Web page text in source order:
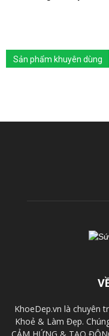
Sản phẩm khuyên dùng
KhoeDep.vn là chuyên
Khoẻ & Làm Đẹp.